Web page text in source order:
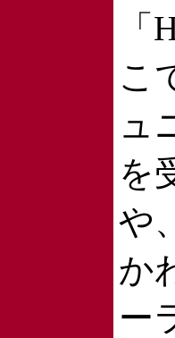
こ
ュ
を
や
か
ー